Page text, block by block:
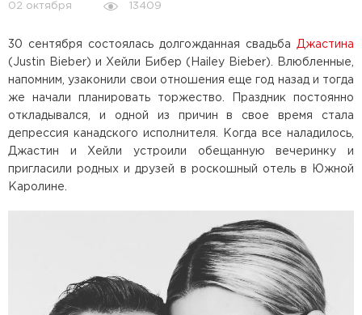
02 октября 13409
30 сентября состоялась долгожданная свадьба Джастина
(Justin Bieber) и Хейли Бибер (Hailey Bieber). Влюбленные,
напомним, узаконили свои отношения еще год назад и тогда
же начали планировать торжество. Праздник постоянно
откладывался, и одной из причин в свое время стала
депрессия канадского исполнителя. Когда все наладилось,
Джастин и Хейли устроили обещанную вечеринку и
пригласили родных и друзей в роскошный отель в Южной
Каролине.